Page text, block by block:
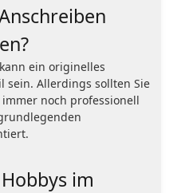
ein originelles
sein. Allerdings sollten Sie
noch professionell
im